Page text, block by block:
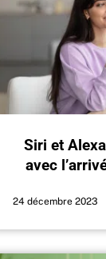
Siri et
avec
24 décembre 2023